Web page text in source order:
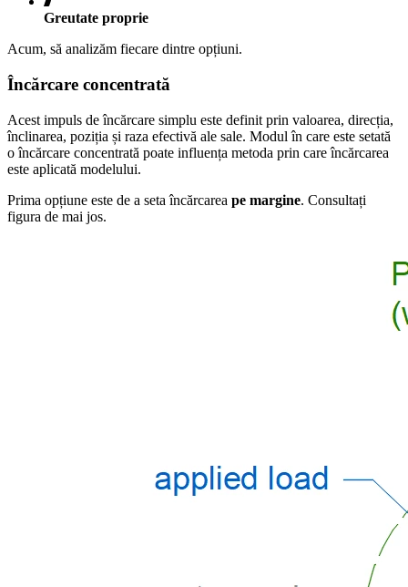
Greutate proprie
Acum, să analizăm fiecare dintre opțiuni.
Încărcare concentrată
Acest impuls de încărcare simplu este definit prin valoarea, direcția,
înclinarea, poziția și raza efectivă ale sale. Modul în care este setată
o încărcare concentrată poate influența metoda prin care încărcarea
este aplicată modelului.
Prima opțiune este de a seta încărcarea pe margine. Consultați
figura de mai jos.